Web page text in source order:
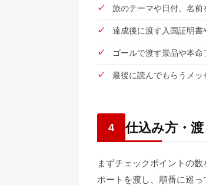
旅のテーマや日付、名
達成後に渡す入国証明書
ゴールで渡す景品や本命
最後に読んでもらうメッ
4 仕込み方・
まずチェックポイントの
ポートを渡し、順番に巡